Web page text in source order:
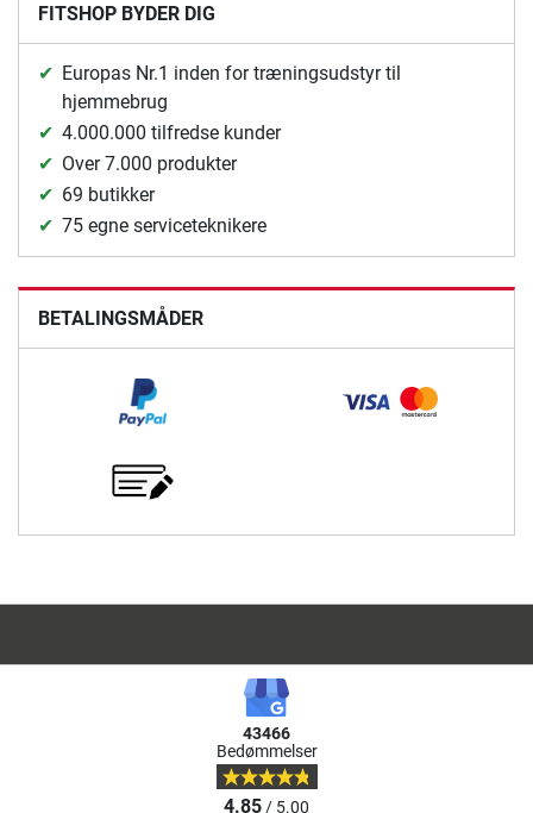
FITSHOP BYDER DIG
Europas Nr.1 inden for træningsudstyr til
hjemmebrug
4.000.000 tilfredse kunder
Over 7.000 produkter
69 butikker
75 egne serviceteknikere
BETALINGSMÅDER
43466
Bedømmelser
4.85/ 5.00